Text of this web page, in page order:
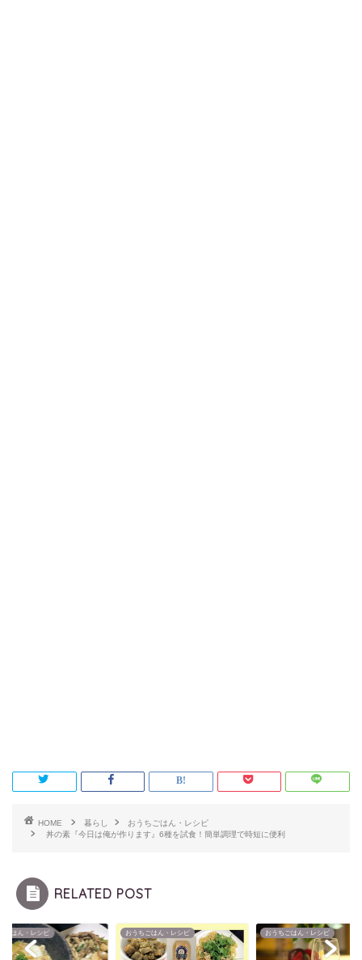
HOME 暮らし
おうちごはん・レシピ
丼の素『今日は俺が作ります』6種を試食！簡単調理で時短に便利
RELATED POST
ごはん・レシピ おうちごはん・レシピ おうちごはん・レシピ